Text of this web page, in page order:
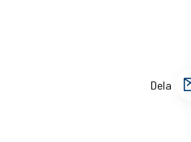
Dela